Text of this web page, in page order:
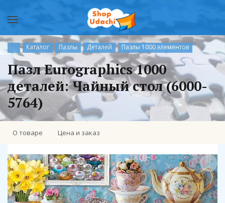
Каталог Пазлы Деталей Пазлы 1000 элементов
Пазл Eurographics 1000
деталей: Чайный стол (6000-
5764)
О товаре Цена и заказ